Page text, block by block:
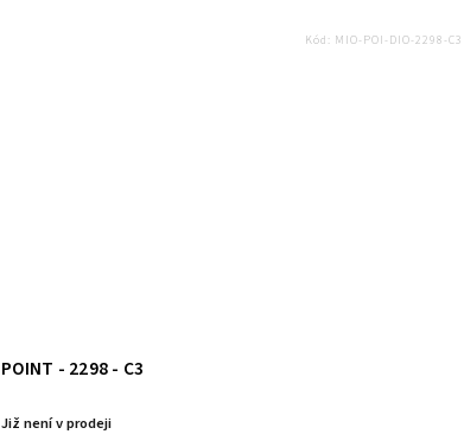
POINT - 2298 - C3
Již není v prodeji
Kód: MIO-POI-DIO-2298-C3